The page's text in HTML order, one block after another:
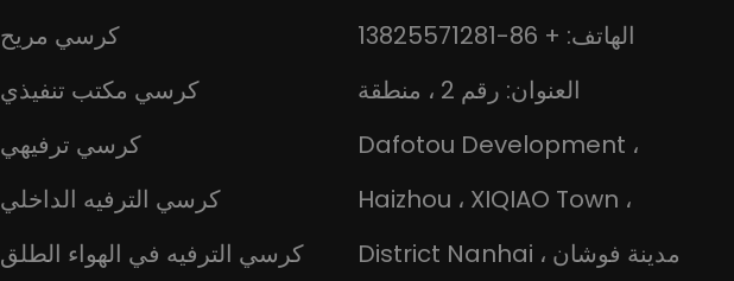
كرسي مريح
كرسي مكتب تنفيذي
كرسي ترفيهي
كرسي الترفيه الداخلي
كرسي الترفيه في الهواء الطلق
الهاتف: + 86-13825571281
العنوان: رقم 2 ، منطقة
Dafotou Development ،
Haizhou ، XIQIAO Town ،
District Nanhai ، مدينة فوشان